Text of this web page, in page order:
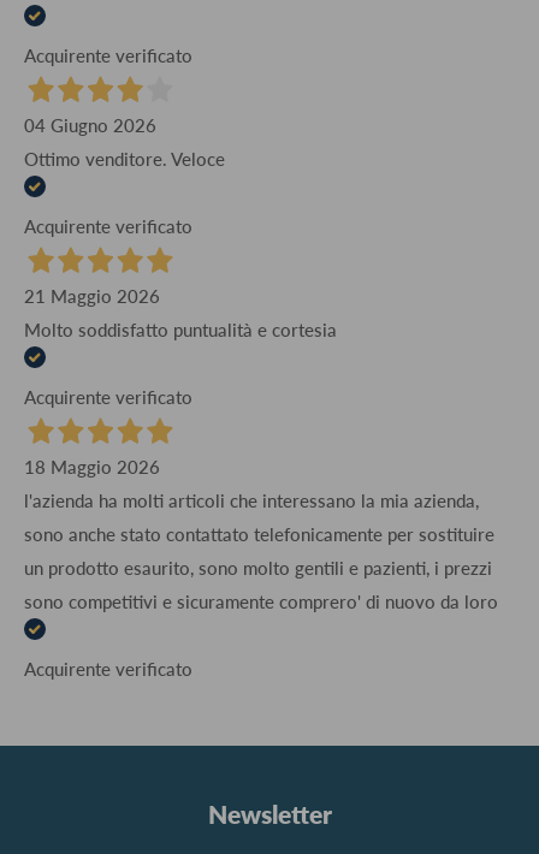
Acquirente verificato
04 Giugno 2026
Ottimo venditore. Veloce
Acquirente verificato
21 Maggio 2026
Molto soddisfatto puntualità e cortesia
Acquirente verificato
18 Maggio 2026
l'azienda ha molti articoli che interessano la mia azienda,
sono anche stato contattato telefonicamente per sostituire
un prodotto esaurito, sono molto gentili e pazienti, i prezzi
sono competitivi e sicuramente comprero' di nuovo da loro
Acquirente verificato
Newsletter